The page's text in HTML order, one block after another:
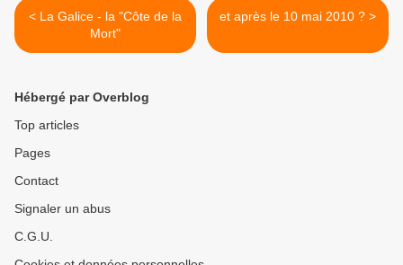
< La Galice - la "Côte de la
Mort"
et après le 10 mai 2010 ? >
Hébergé par Overblog
Top articles
Pages
Contact
Signaler un abus
C.G.U.